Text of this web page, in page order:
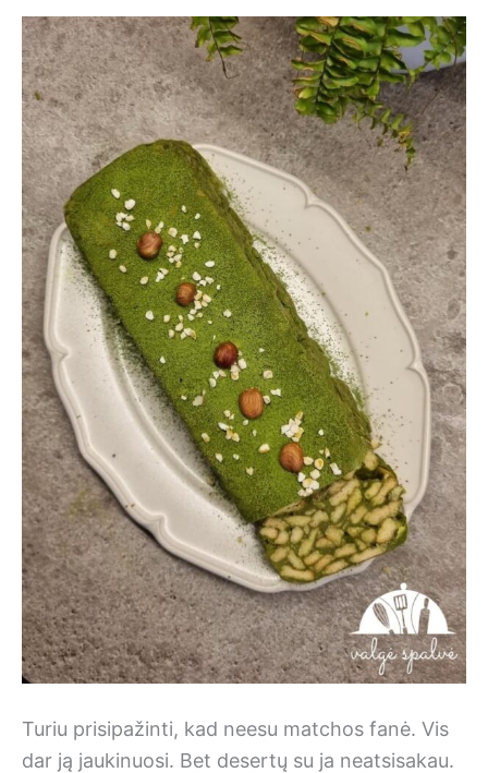
Turiu prisipažinti, kad neesu matchos fanė. Vis
dar ją jaukinuosi. Bet desertų su ja neatsisakau.